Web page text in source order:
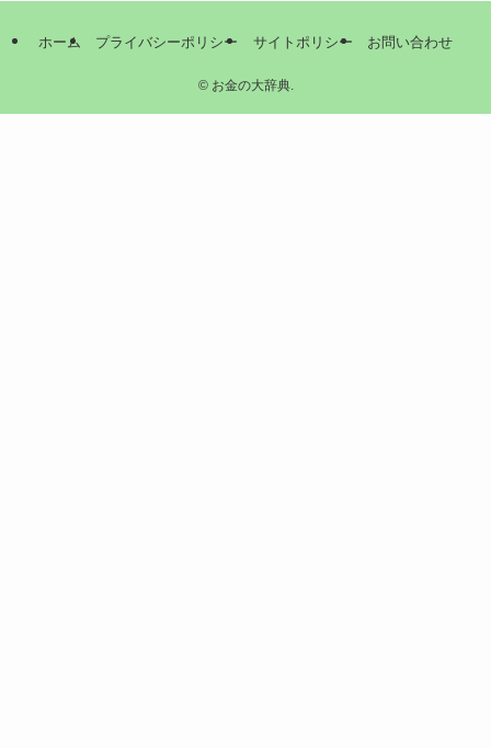
ホーム プライバシーポリシー サイトポリシー お問い合わせ
©お金の大辞典.